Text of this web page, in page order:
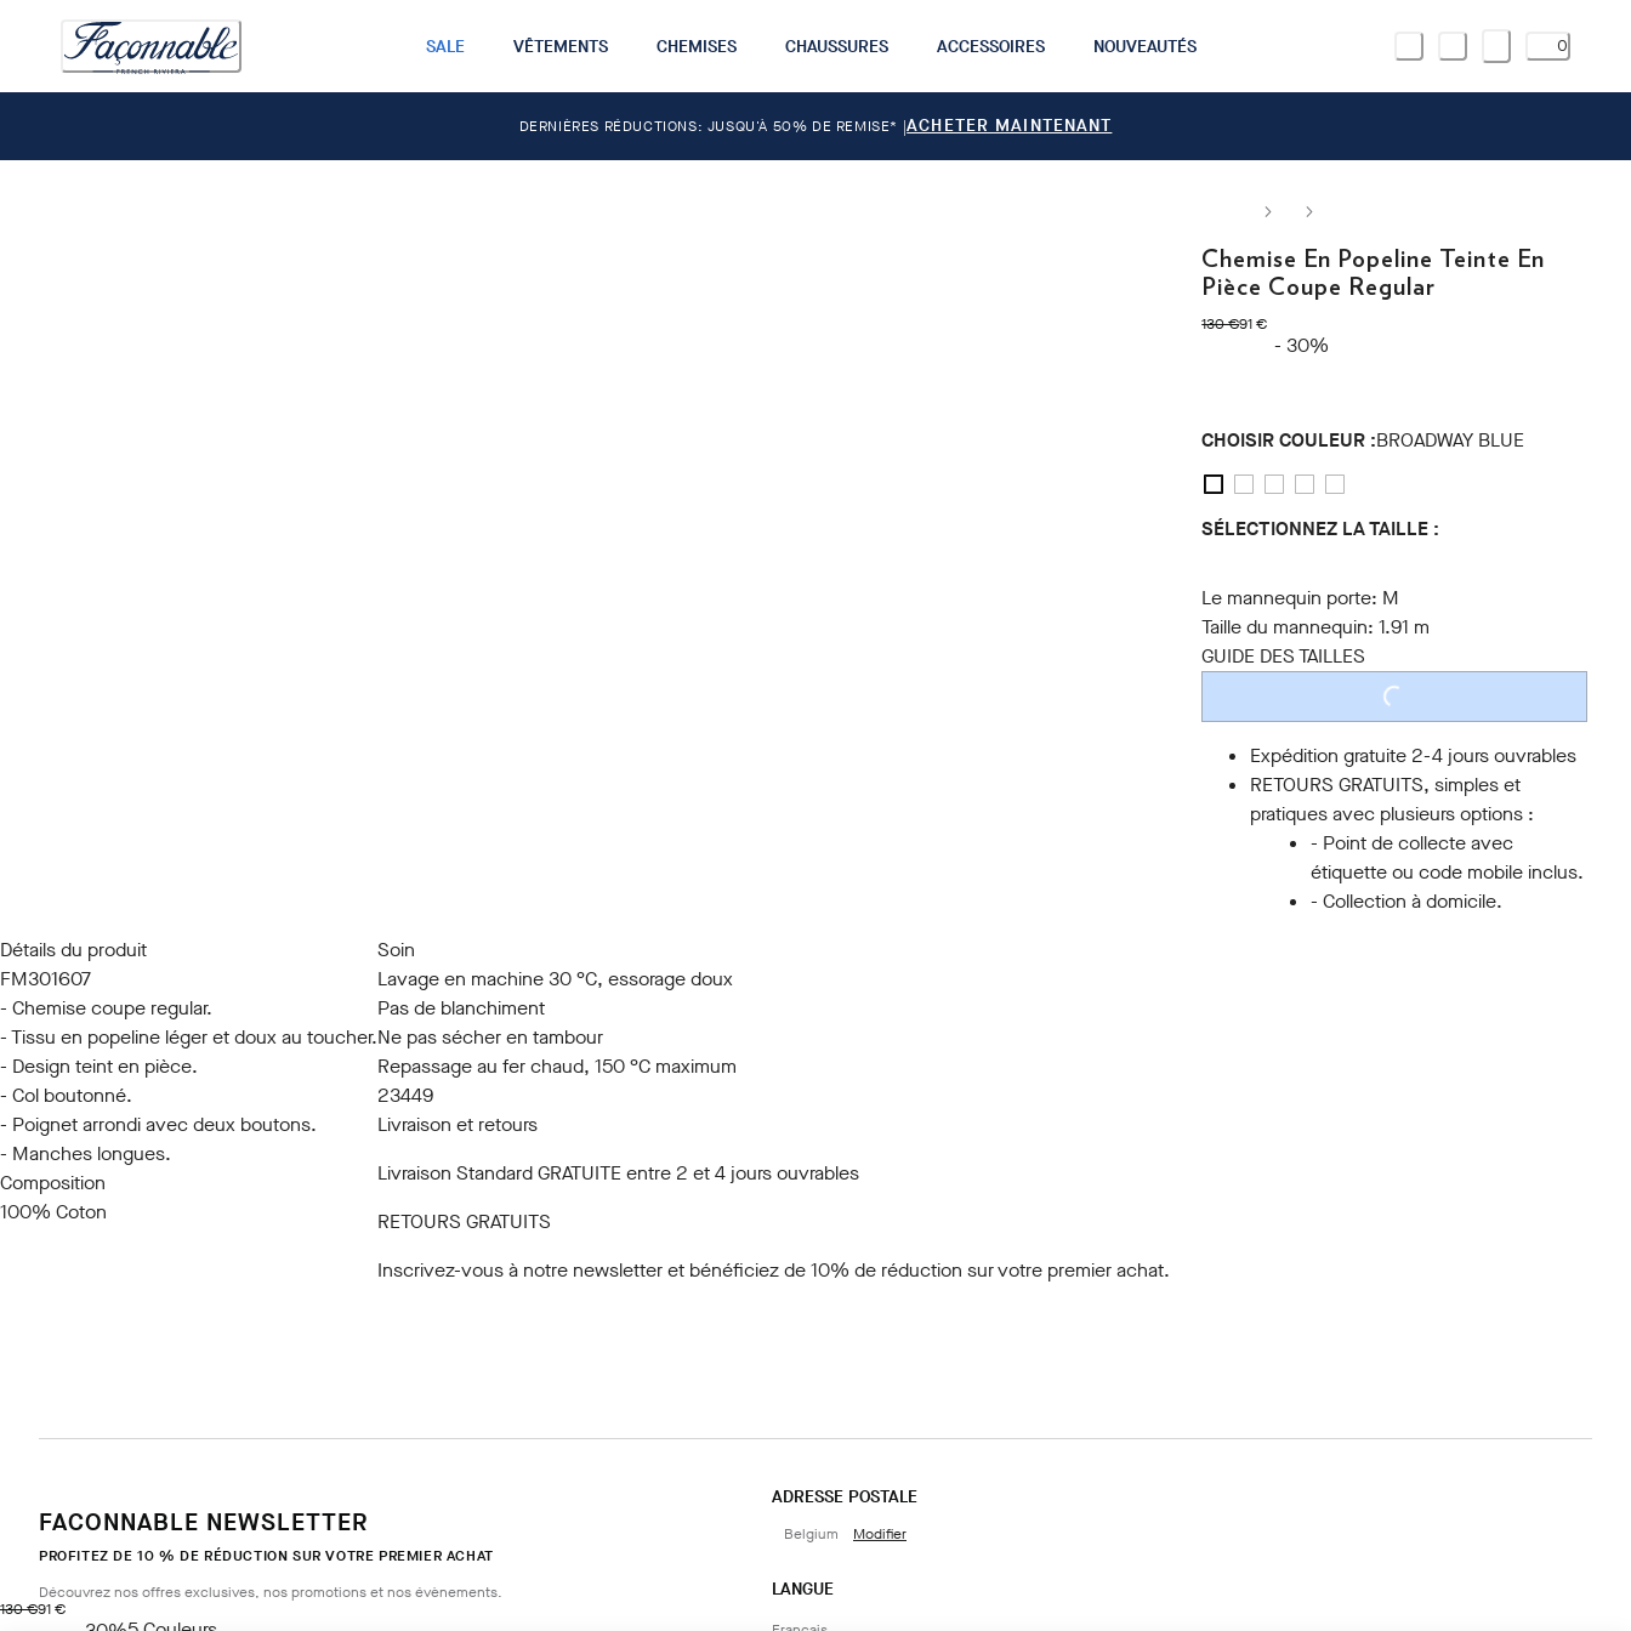
SALE VÊTEMENTS CHEMISES CHAUSSURES ACCESSOIRES NOUVEAUTÉS 0
DERNIÈRES RÉDUCTIONS: JUSQU'À 50% DE REMISE* |ACHETER MAINTENANT
Chemise En Popeline Teinte En
Pièce Coupe Regular
130 €
original price 130 €
91 €
current price 91 €
- 30%
CHOISIR COULEUR :BROADWAY BLUE
SÉLECTIONNEZ LA TAILLE :
Le mannequin porte: M
Taille du mannequin:1.91 m
GUIDE DES TAILLES
LOADING...
Expédition gratuite 2-4 jours ouvrables
RETOURS GRATUITS, simples et
pratiques avec plusieurs options :
- Point de collecte avec
étiquette ou code mobile inclus.
- Collection à domicile.
Détails du produit
FM301607
- Chemise coupe regular.
- Tissu en popeline léger et doux au toucher.
- Design teint en pièce.
- Col boutonné.
- Poignet arrondi avec deux boutons.
- Manches longues.
Composition
100% Coton
Soin
Lavage en machine 30 °C, essorage doux
Pas de blanchiment
Ne pas sécher en tambour
Repassage au fer chaud, 150 °C maximum
23449
Livraison et retours
Livraison Standard GRATUITE entre 2 et 4 jours ouvrables
RETOURS GRATUITS
Inscrivez-vous à notre newsletteret bénéficiez de 10% de réduction sur votre premier achat.
130 €
original price 130 €
91 €
current price 91 €
FACONNABLE NEWSLETTER
PROFITEZ DE 10 % DE RÉDUCTION SUR VOTRE PREMIER ACHAT
Découvrez nos offres exclusives, nos promotions et nos évènements.
ADRESSE POSTALE
Belgium Modifier
LANGUE